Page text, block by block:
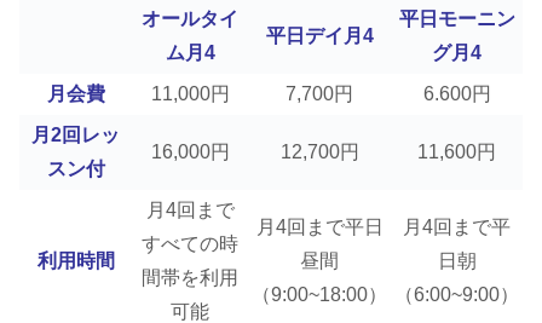
オールタイ
ム月4
平日デイ月4
平日モーニン
グ月4
月会費
11,000円 7,700円
6.600円
月2回レッ
スン付
16,000円 12,700円 11,600円
利用時間
月4回まで
すべての時
間帯を利用
可能
月4回まで平日
昼間
（9:00~18:00）
月4回まで平
日朝
（6:00~9:00）